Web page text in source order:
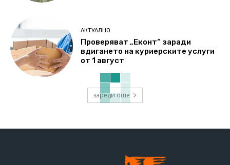
АКТУАЛНО
Проверяват „Еконт“ заради
вдигането на куриерските услуги
от 1 август
зареди още